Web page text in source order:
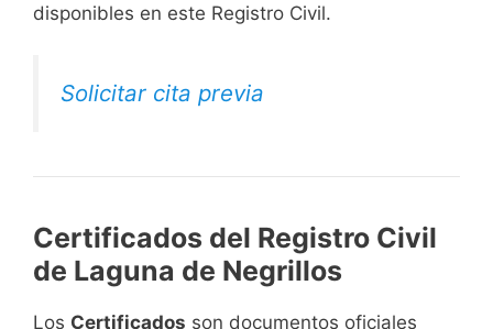
disponibles en este Registro Civil.​
Solicitar cita previa
Certificados del Registro Civil
de Laguna de Negrillos
Los Certificados son documentos oficiales